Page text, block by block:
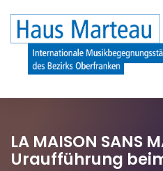
LA MAISON SANS
Uraufführung